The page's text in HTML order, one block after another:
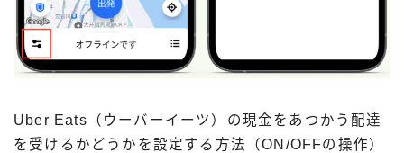
Uber Eats（ウーバーイーツ）の現金をあつかう配達
を受けるかどうかを設定する方法（ON/OFFの操作）